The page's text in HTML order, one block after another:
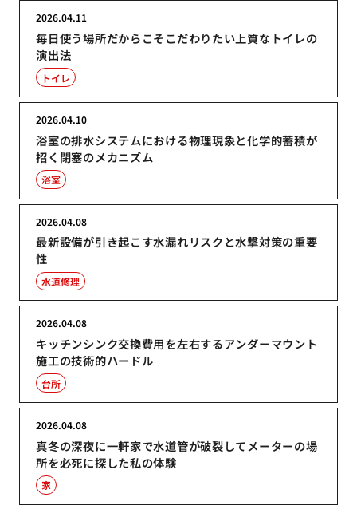
毎日使う場所だからこそこだわりたい上質なトイレの
演出法
2026.04.11
トイレ
浴室の排水システムにおける物理現象と化学的蓄積が
招く閉塞のメカニズム
2026.04.10
浴室
最新設備が引き起こす水漏れリスクと水撃対策の重要
性
2026.04.08
水道修理
キッチンシンク交換費用を左右するアンダーマウント
施工の技術的ハードル
2026.04.08
台所
真冬の深夜に一軒家で水道管が破裂してメーターの場
所を必死に探した私の体験
2026.04.08
家